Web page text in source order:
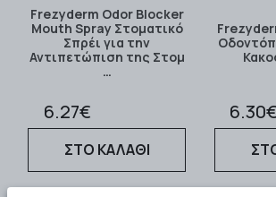
Frezyderm Odor Blocker
Mouth Spray Στοματικό
Σπρέι για την
Αντιπετώπιση της Στομ
…
6.27€
ΣΤΟ ΚΑΛΑΘΙ
6.30€